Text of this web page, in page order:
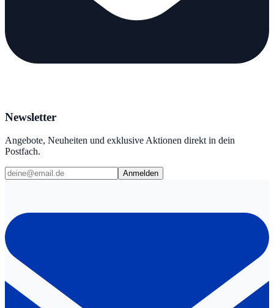
Newsletter
Angebote, Neuheiten und exklusive Aktionen direkt in dein
Postfach.
Anmelden